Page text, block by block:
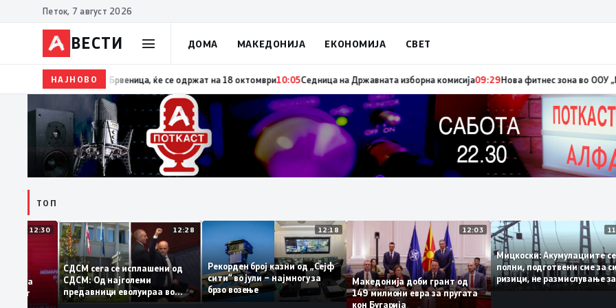
Петок, 7 август 2026
ВЕСТИ ДОМА МАКЕДОНИЈА ЕКОНОМИЈА СВЕТ
НАЈНОВО
10:06 Гаши ја потпиша одлуката за распишување предвремени избори за градоначалник на Брвеница, ќе се одржат на 18
ТОП
12:30
на
12:28
СДСМ сега се исплашени од
СДСМ: Од најголеми
предавници еволуираа во
најголеми патриоти
12:18
Рекорден број казни од „Сејф
сити“ во јули – најмногу за
брзо возење
12:03
Македонија доби грант од
149 милиони евра за пругата
кон Бугарија
Мицкоски:
полни, подготвени сме
ризици, не
поскапување на